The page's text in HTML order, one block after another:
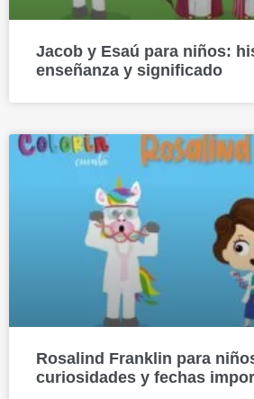
Jacob y Esaú para niños:
enseñanza y significado
Rosalind Franklin para
curiosidades y fechas